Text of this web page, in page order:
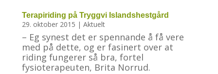
Terapiriding på Tryggvi Islandshestgård
29. oktober 2015 | Aktuelt
– Eg synest det er spennande å få vere
med på dette, og er fasinert over at
riding fungerer så bra, fortel
fysioterapeuten, Brita Norrud.